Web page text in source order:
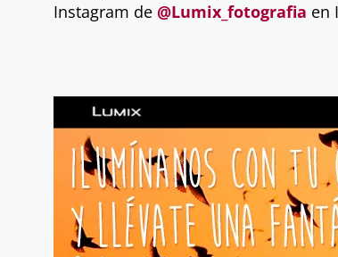
Instagram de @Lumix_fotografia en